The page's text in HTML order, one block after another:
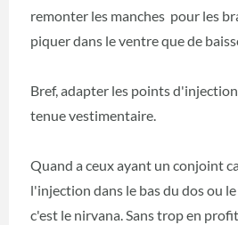
remonter les manches pour les
piquer dans le ventre que de
Bref, adapter les points
tenue vestimentaire.
Quand a ceux ayant un conjoint
l'injection dans le bas du dos ou
c'est le nirvana. Sans trop en